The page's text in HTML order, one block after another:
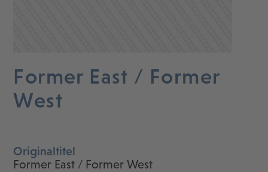
Former East / Former
West
Originaltitel
Former East / Former West